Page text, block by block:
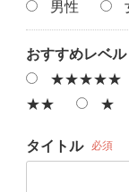
男性
おすすめレベル
★★★★★
★★
★
タイトル 必須